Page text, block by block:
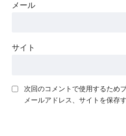
メール
サイト
次回のコメントで使用するため
メールアドレス、サイトを保存す